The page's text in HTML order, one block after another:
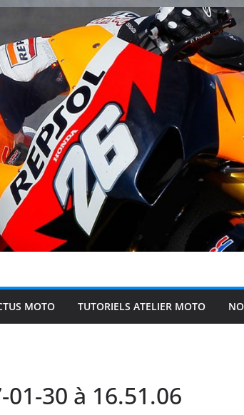
MOTO TUTORIELS ATELIER MOTO
30 à 16.51.06